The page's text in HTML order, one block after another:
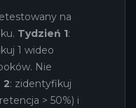
na
Tydzień 1:
1 wideo
Nie
2: zidentyfikuj
> 50%) i